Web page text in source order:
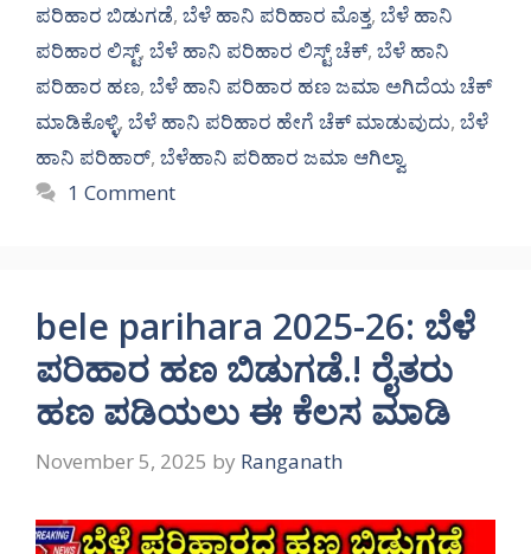
ಪರಿಹಾರ ಬಿಡುಗಡೆ, ಬೆಳೆ ಹಾನಿ ಪರಿಹಾರ ಮೊತ್ತ, ಬೆಳೆ ಹಾನಿ
ಪರಿಹಾರ ಲಿಸ್ಟ್, ಬೆಳೆ ಹಾನಿ ಪರಿಹಾರ ಲಿಸ್ಟ್ ಚೆಕ್, ಬೆಳೆ ಹಾನಿ
ಪರಿಹಾರ ಹಣ, ಬೆಳೆ ಹಾನಿ ಪರಿಹಾರ ಹಣ ಜಮಾ ಅಗಿದೆಯ ಚೆಕ್
ಮಾಡಿಕೊಳ್ಳಿ, ಬೆಳೆ ಹಾನಿ ಪರಿಹಾರ ಹೇಗೆ ಚೆಕ್ ಮಾಡುವುದು, ಬೆಳೆ
ಹಾನಿ ಪರಿಹಾರ್, ಬೆಳೆಹಾನಿ ಪರಿಹಾರ ಜಮಾ ಆಗಿಲ್ವಾ
1 Comment
bele parihara 2025-26: ಬೆಳೆ
ಪರಿಹಾರ ಹಣ ಬಿಡುಗಡೆ.! ರೈತರು
ಹಣ ಪಡಿಯಲು ಈ ಕೆಲಸ ಮಾಡಿ
November 5, 2025 by Ranganath